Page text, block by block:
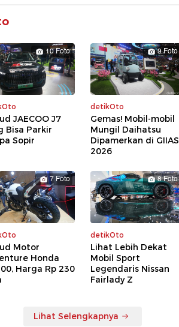
10 Foto
JAECOO J7
Bisa Parkir
Sopir
9 Foto
detikOto
Gemas! Mobil-mobil
Mungil Daihatsu
Dipamerkan di GIIAS
2026
7 Foto
Motor
Honda
Harga Rp 230
8 Foto
detikOto
Lihat Lebih Dekat
Mobil Sport
Legendaris Nissan
Fairlady Z
Lihat Selengkapnya